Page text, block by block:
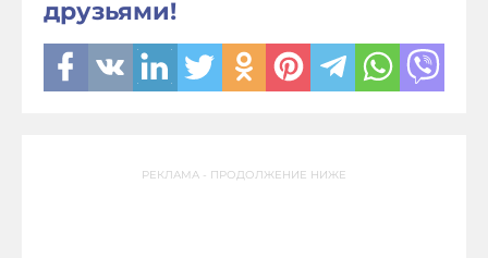
друзьями!
РЕКЛАМА - ПРОДОЛЖЕНИЕ НИЖЕ